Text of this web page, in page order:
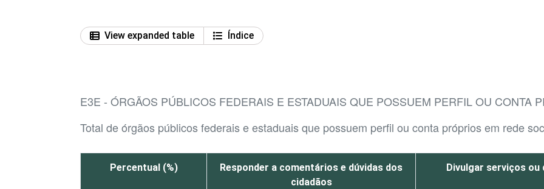
View expanded table
Índice
E3E - ÓRGÃOS PÚBLICOS FEDERAIS E ESTADUAIS QUE POSSUEM PERFIL OU
Total de órgãos públicos federais e estaduais que possuem perfil ou conta próprios em rede
Percentual (%)
Responder a comentários e dúvidas dos
cidadãos
Divulgar serviços ou